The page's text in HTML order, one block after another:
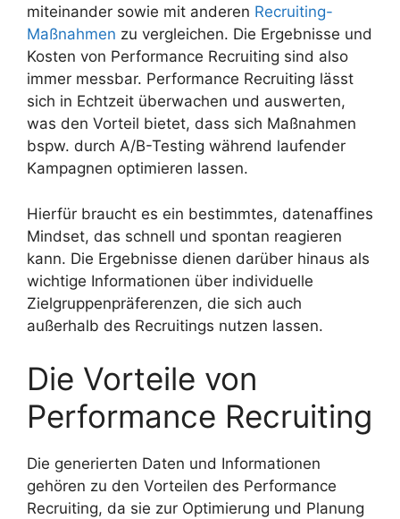
miteinander sowie mit anderen Recruiting-
Maßnahmen zu vergleichen. Die Ergebnisse und
Kosten von Performance Recruiting sind also
immer messbar. Performance Recruiting lässt
sich in Echtzeit überwachen und auswerten,
was den Vorteil bietet, dass sich Maßnahmen
bspw. durch A/B-Testing während laufender
Kampagnen optimieren lassen.
Hierfür braucht es ein bestimmtes, datenaffines
Mindset, das schnell und spontan reagieren
kann. Die Ergebnisse dienen darüber hinaus als
wichtige Informationen über individuelle
Zielgruppenpräferenzen, die sich auch
außerhalb des Recruitings nutzen lassen.
Die Vorteile von
Performance Recruiting
Die generierten Daten und Informationen
gehören zu den Vorteilen des Performance
Recruiting, da sie zur Optimierung und Planung